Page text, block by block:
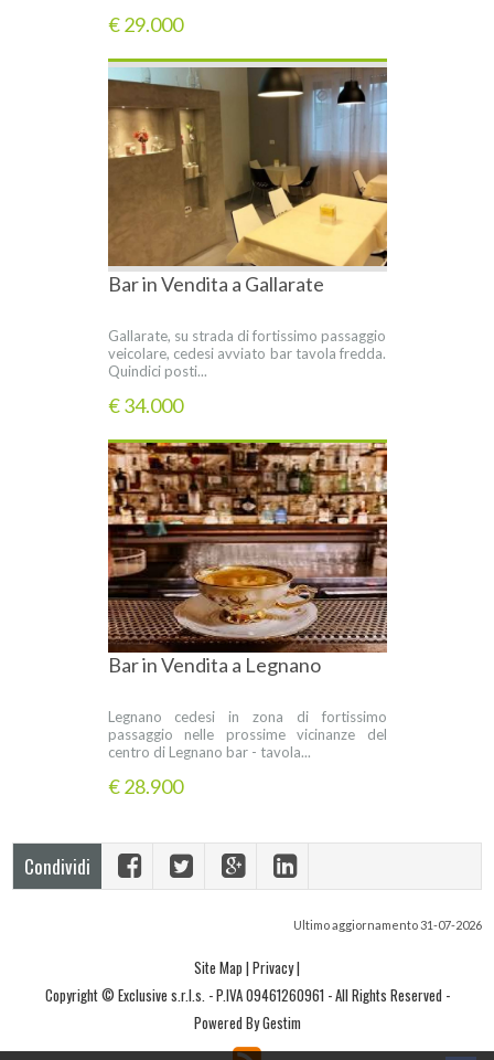
€ 29.000
Bar in Vendita a Gallarate
Gallarate, su strada di fortissimo passaggio
veicolare, cedesi avviato bar tavola fredda.
Quindici posti...
€ 34.000
Bar in Vendita a Legnano
Legnano cedesi in zona di fortissimo
passaggio nelle prossime vicinanze del
centro di Legnano bar - tavola...
€ 28.900
Condividi
Ultimo aggiornamento 31-07-2026
Site Map | Privacy|
Copyright © Exclusive s.r.l.s. - P.IVA 09461260961 - All Rights Reserved -
Powered By Gestim